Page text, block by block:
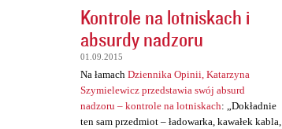
Kontrole na lotniskach i
absurdy nadzoru
01.09.2015
Na łamach Dziennika Opinii, Katarzyna
Szymielewicz przedstawia swój absurd
nadzoru – kontrole na lotniskach: „Dokładnie
ten sam przedmiot – ładowarka, kawałek kabla,